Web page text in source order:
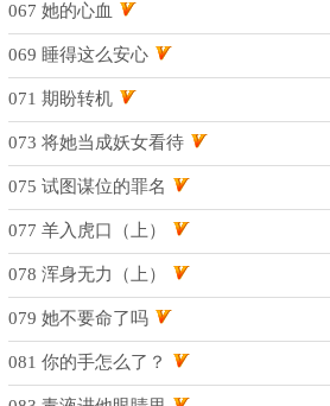
067 她的心血
069 睡得这么安心
071 期盼转机
073 将她当成妖女看待
075 试图谋位的罪名
077 羊入虎口（上）
078 浑身无力（上）
079 她不要命了吗
081 你的手怎么了？